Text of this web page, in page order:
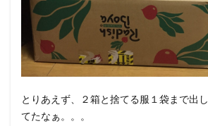
とりあえず、２箱と捨てる服１袋まで出
てたなぁ。。。